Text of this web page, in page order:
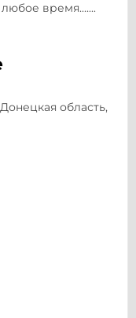
время.......
область,